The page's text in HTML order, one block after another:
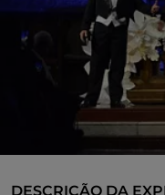
DESCRIÇÃO DA